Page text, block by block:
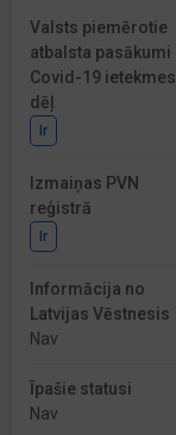
Valsts piemērotie
atbalsta pasākumi
Covid-19 ietekmes
dēļ
Ir
Izmaiņas PVN
reģistrā
Ir
Informācija no
Latvijas Vēstnesis
Nav
Īpašie statusi
Nav